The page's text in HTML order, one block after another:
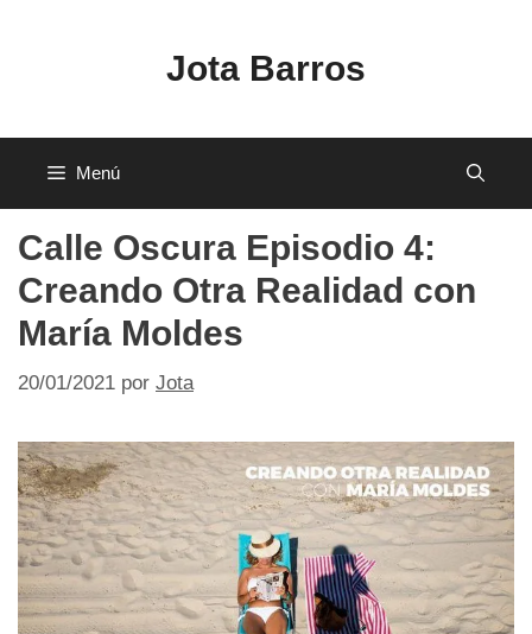
Jota Barros
Menú
Calle Oscura Episodio 4:
Creando Otra Realidad con
María Moldes
20/01/2021 por Jota